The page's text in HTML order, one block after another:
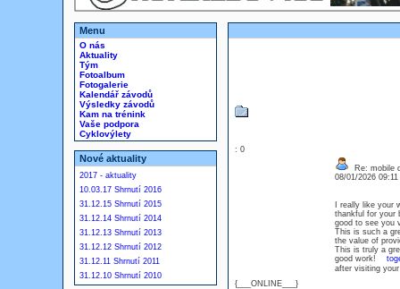
Menu
O nás
Aktuality
Tým
Fotoalbum
Fotogalerie
Kalendář závodů
Výsledky závodů
Kam na trénink
Vaše podpora
Cyklovýlety
Nové aktuality
2017 - aktuality
10.03.17 Shrnutí 2016
31.12.15 Shrnutí 2015
31.12.14 Shrnutí 2014
31.12.13 Shrnutí 2013
31.12.12 Shrnutí 2012
31.12.11 Shrnutí 2011
31.12.10 Shrnutí 2010
: 0
{___ONLINE___}
Re: mobile
08/01/2026
I really like
thankful for
good to see you
This is such a
the value of
This is truly a
good work!
after visiting